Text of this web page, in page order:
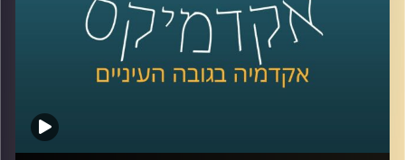
קרדיט תמונות:AudioVersity